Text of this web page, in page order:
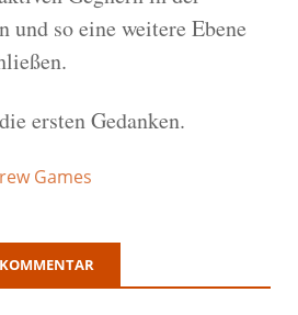
und so eine weitere Ebene
ersten Gedanken.
Games